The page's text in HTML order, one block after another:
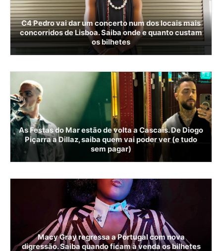
C4 Pedro vai dar um concerto num dos locais mais
concorridos de Lisboa. Saiba onde e quanto custam
os bilhetes
As Festas do Mar estão de volta a Cascais. De Diogo
Piçarra a Dillaz, saiba quem vai poder ver (e tudo
sem pagar)
Macy Gray regressa a Portugal com nova
digressão. Saiba quando ficam à venda os bilhetes